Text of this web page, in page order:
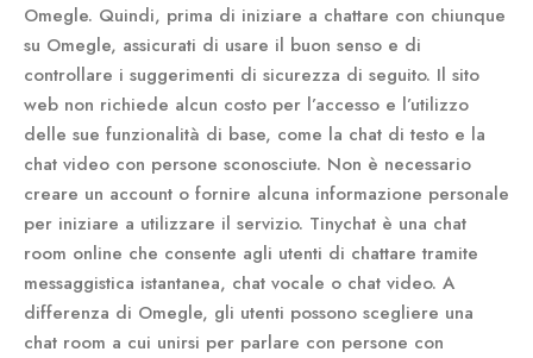
Omegle. Quindi, prima di iniziare a chattare con chiunque
su Omegle, assicurati di usare il buon senso e di
controllare i suggerimenti di sicurezza di seguito. Il sito
web non richiede alcun costo per l’accesso e l’utilizzo
delle sue funzionalità di base, come la chat di testo e la
chat video con persone sconosciute. Non è necessario
creare un account o fornire alcuna informazione personale
per iniziare a utilizzare il servizio. Tinychat è una chat
room online che consente agli utenti di chattare tramite
messaggistica istantanea, chat vocale o chat video. A
differenza di Omegle, gli utenti possono scegliere una
chat room a cui unirsi per parlare con persone con